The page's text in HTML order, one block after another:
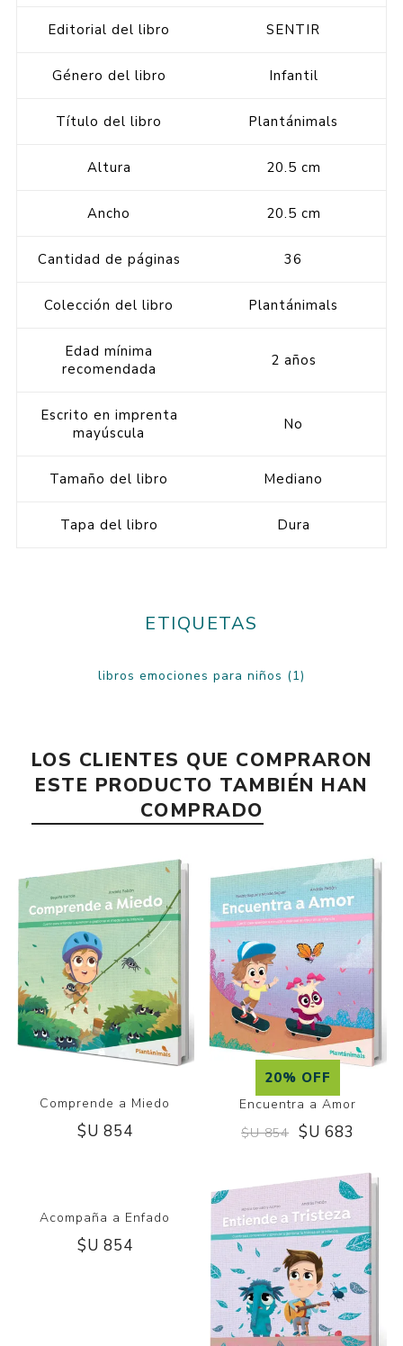
Editorial del libro SENTIR
Género del libro Infantil
Título del libro Plantánimals
Altura 20.5 cm
Ancho 20.5 cm
Cantidad de páginas 36
Colección del libro Plantánimals
Edad mínima
recomendada
2 años
Escrito en imprenta
mayúscula
No
Tamaño del libro Mediano
Tapa del libro Dura
ETIQUETAS
libros emociones para niños (1)
LOS CLIENTES QUE COMPRARON
ESTE PRODUCTO TAMBIÉN HAN
COMPRADO
Comprende a Miedo
$U 854
20% OFF
Encuentra a Amor
$U 854 $U 683